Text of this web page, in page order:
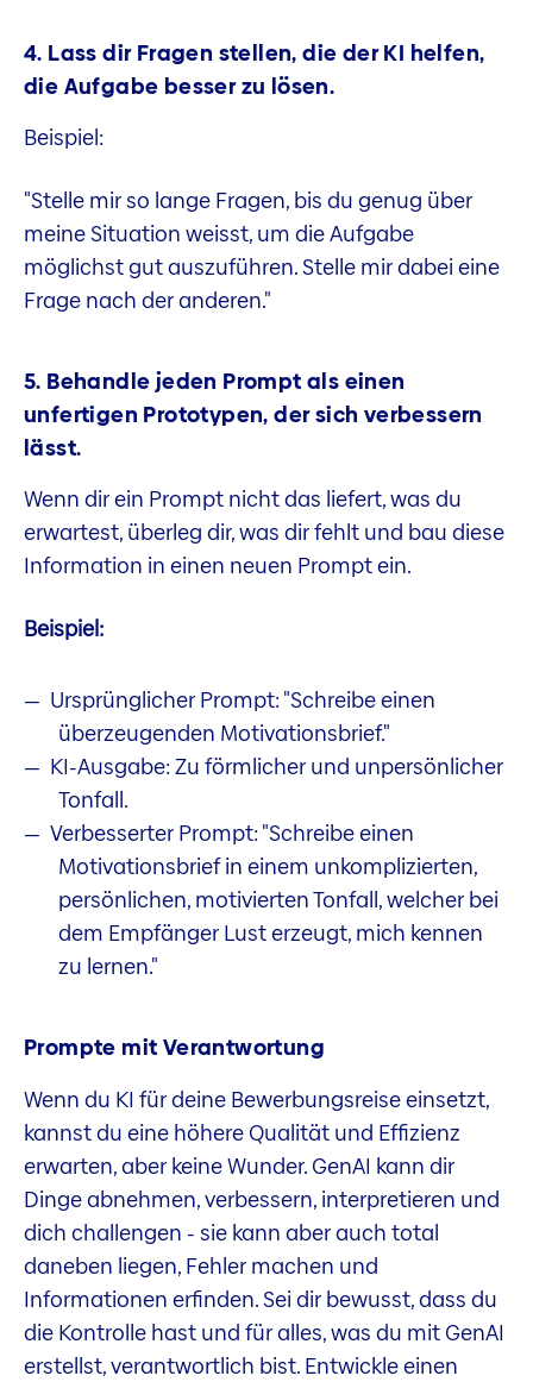
4. Lass dir Fragen stellen, die der KI helfen,
die Aufgabe besser zu lösen.
Beispiel:
"Stelle mir so lange Fragen, bis du genug über
meine Situation weisst, um die Aufgabe
möglichst gut auszuführen. Stelle mir dabei eine
Frage nach der anderen."
5. Behandle jeden Prompt als einen
unfertigen Prototypen, der sich verbessern
lässt.
Wenn dir ein Prompt nicht das liefert, was du
erwartest, überleg dir, was dir fehlt und bau diese
Information in einen neuen Prompt ein.
Beispiel:
Ursprünglicher Prompt: "Schreibe einen
überzeugenden Motivationsbrief."
KI-Ausgabe: Zu förmlicher und unpersönlicher
Tonfall.
Verbesserter Prompt: "Schreibe einen
Motivationsbrief in einem unkomplizierten,
persönlichen, motivierten Tonfall, welcher bei
dem Empfänger Lust erzeugt, mich kennen
zu lernen."
Prompte mit Verantwortung
Wenn du KI für deine Bewerbungsreise einsetzt,
kannst du eine höhere Qualität und Effizienz
erwarten, aber keine Wunder. GenAI kann dir
Dinge abnehmen, verbessern, interpretieren und
dich challengen - sie kann aber auch total
daneben liegen, Fehler machen und
Informationen erfinden. Sei dir bewusst, dass du
die Kontrolle hast und für alles, was du mit GenAI
erstellst, verantwortlich bist. Entwickle einen